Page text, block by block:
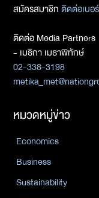
สมัครสมาชิกติดต่อเบอ
ติดต่อ Media Partners
- เมธิกา เมธาพิทักษ์
02-338-3198
หมวดหมู่ข่าว
Economics
Business
Sustainability